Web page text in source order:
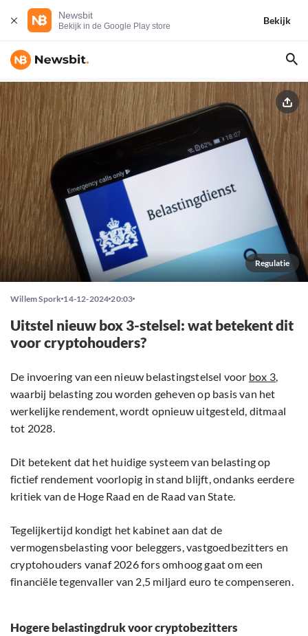
Newsbit
Bekijk in de Google Play store
Bekijk
Regulatie
Willem Spork 14-12-2024 20:03
Uitstel nieuw box 3-stelsel: wat betekent dit
voor cryptohouders?
De invoering van een nieuw belastingstelsel voor box 3,
waarbij belasting zou worden geheven op basis van het
werkelijke rendement, wordt opnieuw uitgesteld, ditmaal
tot 2028.
Dit betekent dat het huidige systeem van belasting op
fictief rendement voorlopig in stand blijft, ondanks eerdere
kritiek van de Hoge Raad en de Raad van State.
Tegelijkertijd kondigt het kabinet aan dat de
vermogensbelasting voor beleggers, vastgoedbezitters en
cryptohouders vanaf 2026 fors omhoog gaat om een
financiële tegenvaller van 2,5 miljard euro te compenseren.
Hogere belastingdruk voor cryptobezitters